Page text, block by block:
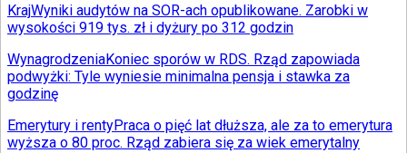
KrajWyniki audytów na SOR-ach opublikowane. Zarobki w
wysokości 919 tys. zł i dyżury po 312 godzin
WynagrodzeniaKoniec sporów w RDS. Rząd zapowiada
podwyżki: Tyle wyniesie minimalna pensja i stawka za
godzinę
Emerytury i rentyPraca o pięć lat dłuższa, ale za to emerytura
wyższa o 80 proc. Rząd zabiera się za wiek emerytalny